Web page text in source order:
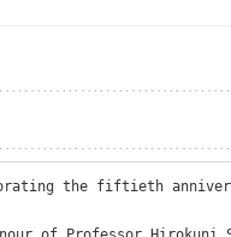
the fiftieth